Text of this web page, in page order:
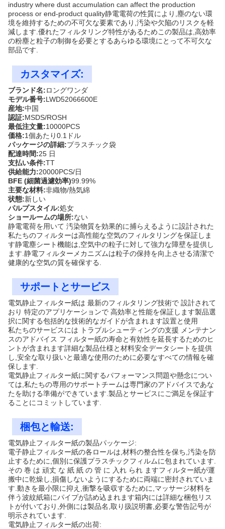
industry where dust accumulation can affect the production
process or end-product quality静電電荷の性質により,塵のない環
境を維持するための不可欠な要素であり,汚染や欠陥のリスクを軽
減します.優れたフィルタリング特性があるためこの製品は,高効率
の粉塵と粒子の制御を必要とするあらゆる環境にとって不可欠な
部品です.
カスタマイズ:
ブランド名:ロングワンダ
モデル番号:LWD52066600E
産地:中国
認証:MSDS/ROSH
最低注文量:10000PCS
価格:1個あたり0.1ドル
パッケージの詳細:プラスチック袋
配達時間:25 日
支払い条件:TT
供給能力:20000PCS/日
BFE (細菌過濾効率)99.99%
主要な材料:非織物/熱気綿
状態:新しい
パルプスタイル:処女
ショールームの場所:ない
静電電荷を用いて 汚染物質を効果的に捕らえるように設計された
私たちのフィルターは高性能な空気のフィルタリングを保証しま
す静電塵シート機能は,空気中の粒子に対して強力な障壁を提供し
ます.静電フィルターメカニズムは粒子の保持を向上させる清潔で
健康的な空気の質を確保する.
サポートとサービス
電気静止フィルター紙は 最新のフィルタリング技術で 設計されて
おり 特定のアプリケーションで 高効率と性能を保証します製品選
択に関する包括的な技術的なガイドが含まれます設置と使用
私たちのサービスには トラブルシューティングの支援 メンテナン
スのアドバイス フィルター紙の寿命と有効性を延長するためのヒ
ントが含まれます詳細な製品仕様と材料安全データシートを提供
し,安全な取り扱いと最適な使用のために必要なすべての情報を確
保します.
電気静止フィルター紙に関するパフォーマンス問題や懸念につい
ては,私たちの専用のサポートチームは専門家のアドバイスであな
たを助ける準備ができています.製品とサービスにご満足を保証す
ることにコミットしています.
梱包と輸送:
電気静止フィルター紙の製品パッケージ:
電子静止フィルター紙の各ロールは,材料の整合性を保ち,汚染を防
止するために,個別に保護プラスチックフィルムに包まれています.
その 巻 は 頑丈 な 紙 紙 の 管 に 入れ られ ますフィルター紙が運
搬中に乾燥し,損傷しないようにするために両端に密封されていま
す.動きを最小限に抑え,衝撃を吸収するために,マッサージ材料を
伴う波紋紙箱にパイプが詰め込まれます箱内には詳細な梱包リス
トが付いており,外側には製品名,取り扱説明書,必要な警告記号が
明示されています.
電気静止フィルター紙の出荷: